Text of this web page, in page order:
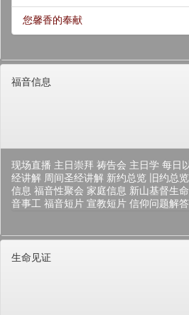
您馨香的奉献
福音信息
现场直播 主日崇拜 祷告会 主日学 每日
经讲解 周间圣经讲解 新约总览 旧约总览
信息 福音性聚会 家庭信息 新山基督生
音事工 福音短片 宣教短片 信仰问题解答
生命见证